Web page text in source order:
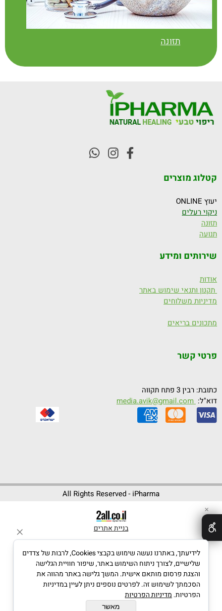
תזונה
קטלוג מוצרים
יעוץ ONLINE
ניקוי רעלים
תזונה
תנועה
שירותים ומידע
אודות
תקנון ותנאי שימוש באתר
מדיניות משלוחים
מתכונים בריאים
פרטי קשר
כתובת: רבין 3 פתח תקווה
דוא"ל:
All Rights Reserved - iPharma
בניית אתרים
✕
לידיעתך, באתרנו נעשה שימוש בקבצי Cookies, לרבות של צדדים
שלישיים, לצורך ניתוח השימוש באתר, שיפור חוויית הגלישה
והצגת פרסום מותאם אישית. המשך גלישה באתר מהווה את
הסכמתך לשימוש זה. לפרטים נוספים ניתן לעיין במדיניות
הפרטיות. מדיניות הפרטיות
מאשר